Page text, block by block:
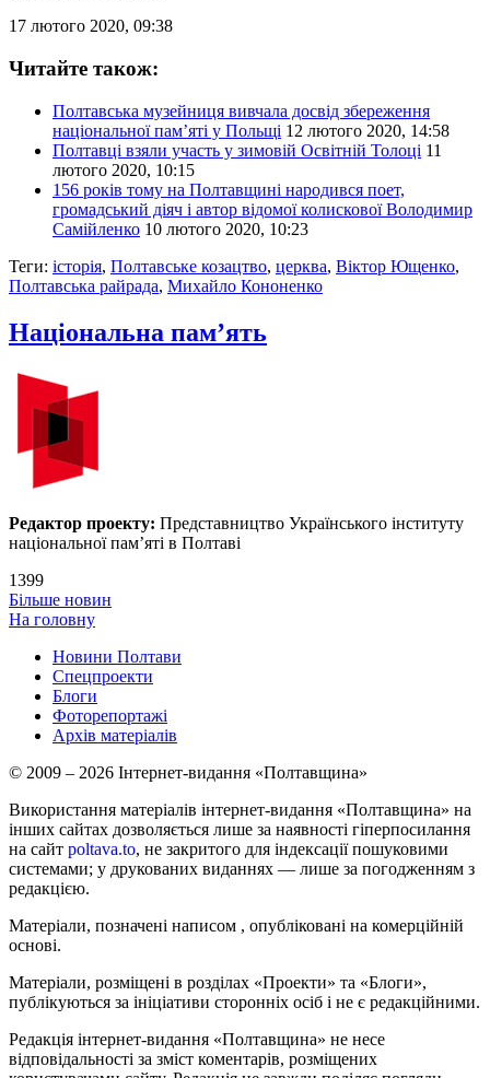
17 лютого 2020, 09:38
Читайте також:
Полтавська музейниця вивчала досвід збереження
національної пам’яті у Польщі 12 лютого 2020, 14:58
Полтавці взяли участь у зимовій Освітній Толоці 11
лютого 2020, 10:15
156 років тому на Полтавщині народився поет,
громадський діяч і автор відомої колискової Володимир
Самійленко 10 лютого 2020, 10:23
Теги: історія, Полтавське козацтво, церква, Віктор Ющенко,
Полтавська райрада, Михайло Кононенко
Національна пам’ять
Редактор проекту: Представництво Українського інституту
національної пам’яті в Полтаві
1399
Більше новин
На головну
Новини Полтави
Спецпроекти
Блоги
Фоторепортажі
Архів матеріалів
© 2009 – 2026 Інтернет-видання «Полтавщина»
Використання матеріалів інтернет-видання «Полтавщина» на
інших сайтах дозволяється лише за наявності гіперпосилання
на сайт poltava.to, не закритого для індексації пошуковими
системами; у друкованих виданнях — лише за погодженням з
редакцією.
Матеріали, позначені написом , опубліковані на комерційній
основі.
Матеріали, розміщені в розділах «Проекти» та «Блоги»,
публікуються за ініціативи сторонніх осіб і не є редакційними.
Редакція інтернет-видання «Полтавщина» не несе
відповідальності за зміст коментарів, розміщених